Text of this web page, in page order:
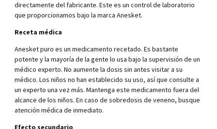
directamente del fabricante. Este es un control de laboratorio
que proporcionamos bajo la marca Anesket.
Receta médica
Anesket puro es un medicamento recetado. Es bastante
potente y la mayoría de la gente lo usa bajo la supervisión de un
médico experto. No aumente la dosis sin antes visitar a su
médico. Los niños no han establecido su uso, así que consulte a
un experto una vez más. Mantenga este medicamento fuera del
alcance de los niños. En caso de sobredosis de veneno, busque
atención médica de inmediato.
Efecto secundario